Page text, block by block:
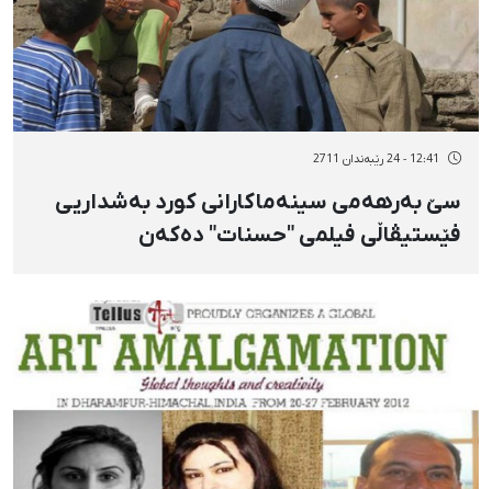
12:41 - 24 رێبەندان 2711
سێ‌ بەرهەمی سینەماكارانی كورد بەشداریی
فێستیڤاڵی فیلمی "حسنات" دەكەن